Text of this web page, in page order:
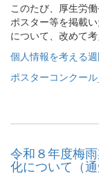
このたび、厚生労
ポスター等を掲載
について、改めて
個人情報を考える
ポスターコンクー
令和８年度梅
化について（通